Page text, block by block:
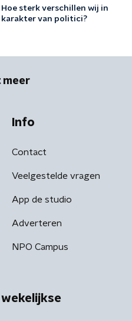
Hoe sterk verschillen wij in
karakter van politici?
meer
Info
Contact
Veelgestelde vragen
App de studio
Adverteren
NPO Campus